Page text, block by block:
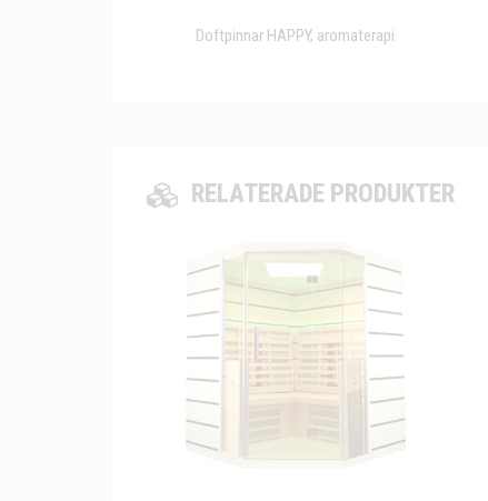
Doftpinnar HAPPY, aromaterapi
RELATERADE PRODUKTER